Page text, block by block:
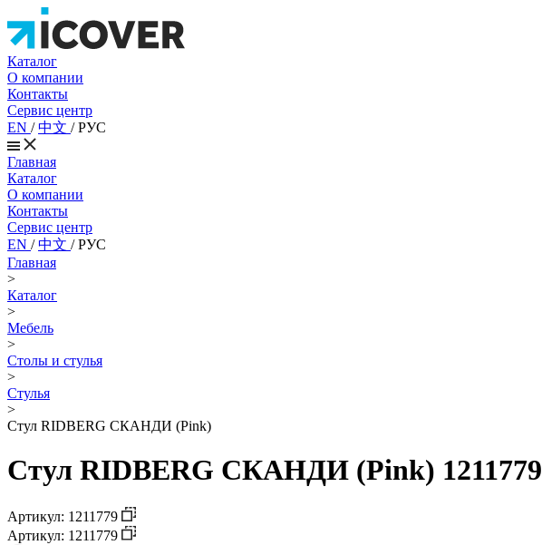
Каталог
О компании
Контакты
Сервис центр
EN /中文 /РУС
Главная
Каталог
О компании
Контакты
Сервис центр
EN /中文 /РУС
Главная
>
Каталог
>
Мебель
>
Столы и стулья
>
Стулья
>
Стул RIDBERG СКАНДИ (Pink)
Стул RIDBERG СКАНДИ (Pink) 1211779
Артикул: 1211779
Артикул: 1211779